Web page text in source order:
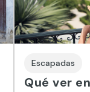
Escapadas
Qué ver